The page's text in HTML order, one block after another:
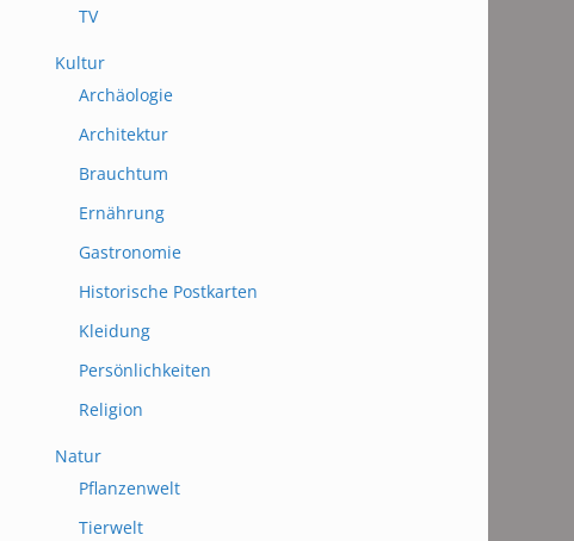
TV
Kultur
Archäologie
Architektur
Brauchtum
Ernährung
Gastronomie
Historische Postkarten
Kleidung
Persönlichkeiten
Religion
Natur
Pflanzenwelt
Tierwelt